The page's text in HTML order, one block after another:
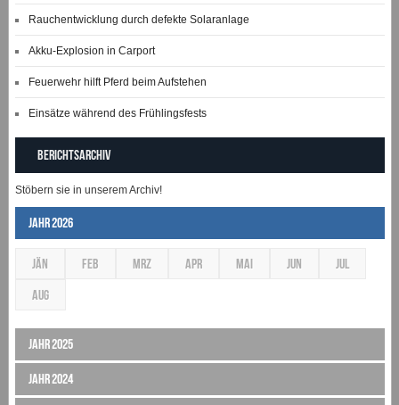
Rauchentwicklung durch defekte Solaranlage
Akku-Explosion in Carport
Feuerwehr hilft Pferd beim Aufstehen
Einsätze während des Frühlingsfests
Berichtsarchiv
Stöbern sie in unserem Archiv!
Jahr 2026
JÄN FEB MRZ APR MAI JUN JUL
AUG
Jahr 2025
Jahr 2024